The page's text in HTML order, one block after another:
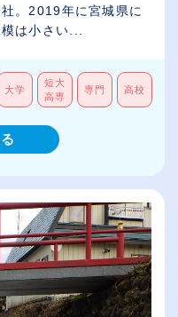
。2019年に宮城県に
は小さい...
大学
短大
高専
専門 高校